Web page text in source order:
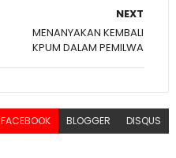
NEXT
MENANYAKAN KEMBALI
KPUM DALAM PEMILWA
FACEBOOK BLOGGER DISQUS